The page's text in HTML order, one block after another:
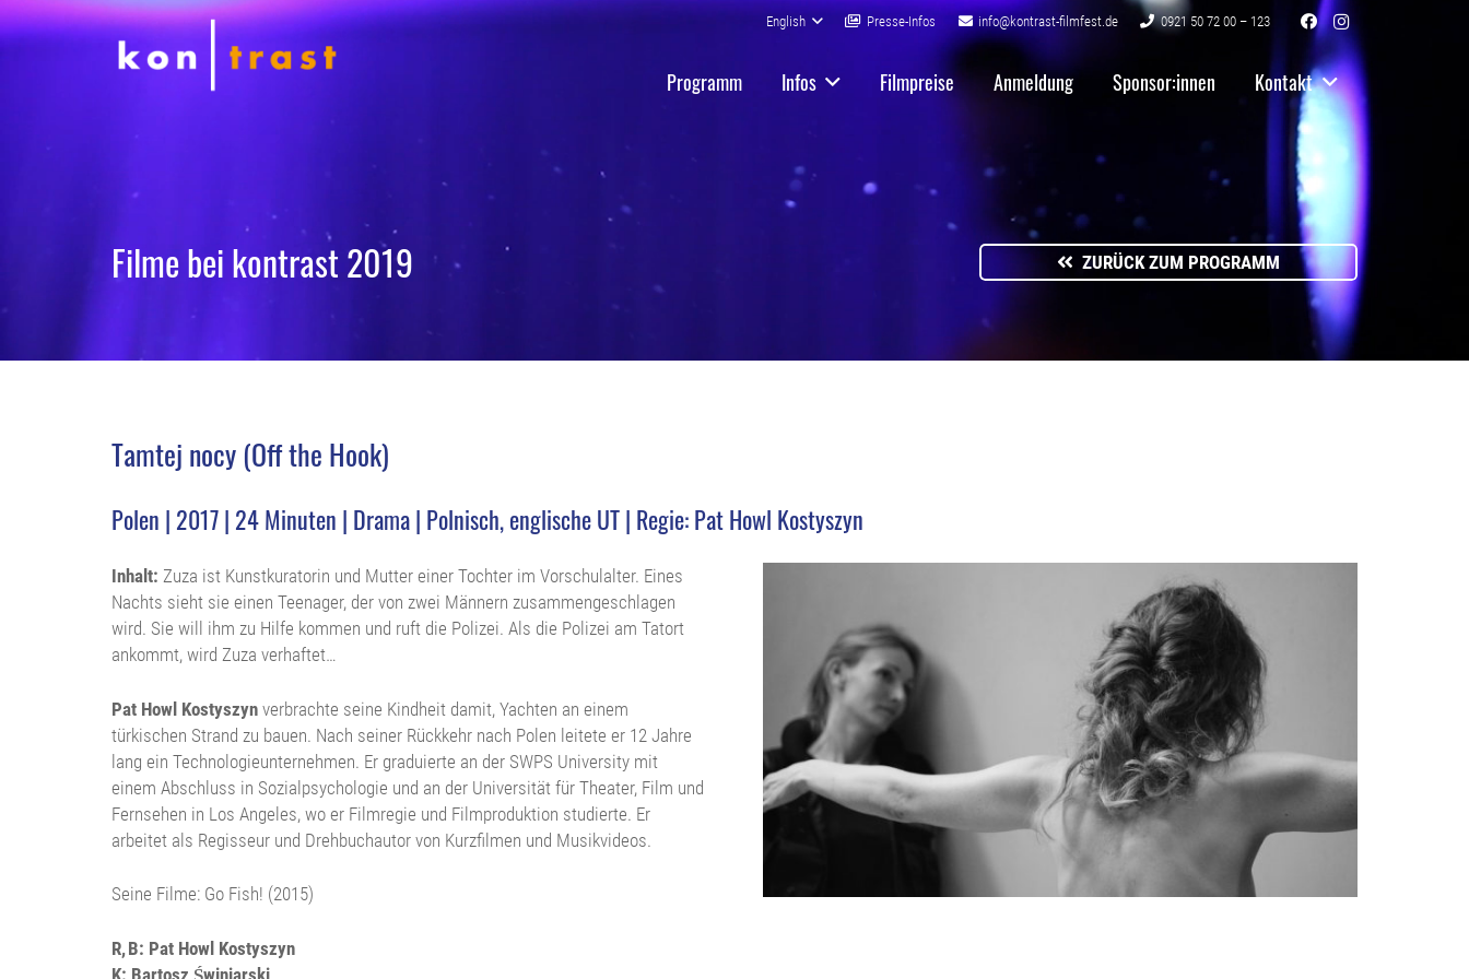
English Presse-Infos info@kontrast-filmfest.de 0921 50 72 00 – 123
Programm Infos Filmpreise Anmeldung Sponsor:innen Kontakt
Filme bei kontrast 2019 ZURÜCK ZUM PROGRAMM
Tamtej nocy (Off the Hook)
Polen | 2017 | 24 Minuten | Drama | Polnisch, englische UT | Regie: Pat Howl Kostyszyn
Inhalt: Zuza ist Kunstkuratorin und Mutter einer Tochter im Vorschulalter. Eines
Nachts sieht sie einen Teenager, der von zwei Männern zusammengeschlagen
wird. Sie will ihm zu Hilfe kommen und ruft die Polizei. Als die Polizei am Tatort
ankommt, wird Zuza verhaftet…
Pat Howl Kostyszyn verbrachte seine Kindheit damit, Yachten an einem
türkischen Strand zu bauen. Nach seiner Rückkehr nach Polen leitete er 12 Jahre
lang ein Technologieunternehmen. Er graduierte an der SWPS University mit
einem Abschluss in Sozialpsychologie und an der Universität für Theater, Film und
Fernsehen in Los Angeles, wo er Filmregie und Filmproduktion studierte. Er
arbeitet als Regisseur und Drehbuchautor von Kurzfilmen und Musikvideos.
Seine Filme: Go Fish! (2015)
R, B: Pat Howl Kostyszyn
K: Bartosz Świniarski